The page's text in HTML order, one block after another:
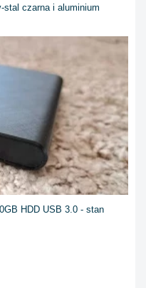
stal czarna i aluminium
HDD USB 3.0 - stan